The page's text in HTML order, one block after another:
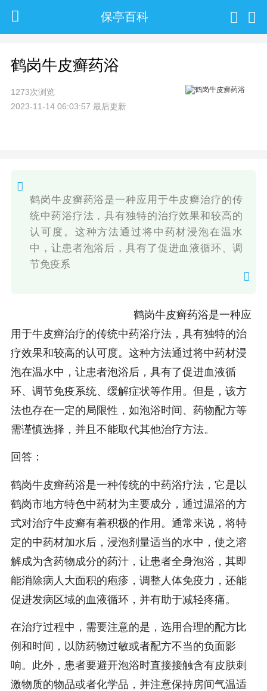
保亭百科
鹤岗牛皮癣药浴
1273次浏览
2023-11-14 06:03:57 最后更新
鹤岗牛皮癣药浴是一种应用于牛皮癣治疗的传
统中药浴疗法，具有独特的治疗效果和较高的
认可度。这种方法通过将中药材浸泡在温水
中，让患者泡浴后，具有了促进血液循环、调
节免疫系
鹤岗牛皮癣药浴是一种应
用于牛皮癣治疗的传统中药浴疗法，具有独特的治
疗效果和较高的认可度。这种方法通过将中药材浸
泡在温水中，让患者泡浴后，具有了促进血液循
环、调节免疫系统、缓解症状等作用。但是，该方
法也存在一定的局限性，如泡浴时间、药物配方等
需谨慎选择，并且不能取代其他治疗方法。
回答：
鹤岗牛皮癣药浴是一种传统的中药浴疗法，它是以
鹤岗市地方特色中药材为主要成分，通过温浴的方
式对治疗牛皮癣有着积极的作用。通常来说，将特
定的中药材加水后，浸泡剂量适当的水中，使之溶
解成为含药物成分的药汁，让患者全身泡浴，其即
能消除病人大面积的疱疹，调整人体免疫力，还能
促进发病区域的血液循环，并有助于减轻疼痛。
在治疗过程中，需要注意的是，选用合理的配方比
例和时间，以防药物过敏或者配方不当的负面影
响。此外，患者要避开泡浴时直接接触含有皮肤刺
激物质的物品或者化学品，并注意保持房间气温适